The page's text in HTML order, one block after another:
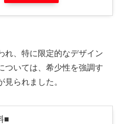
れ、特に限定的なデザイン
ついては、希少性を強調す
見られました。
■